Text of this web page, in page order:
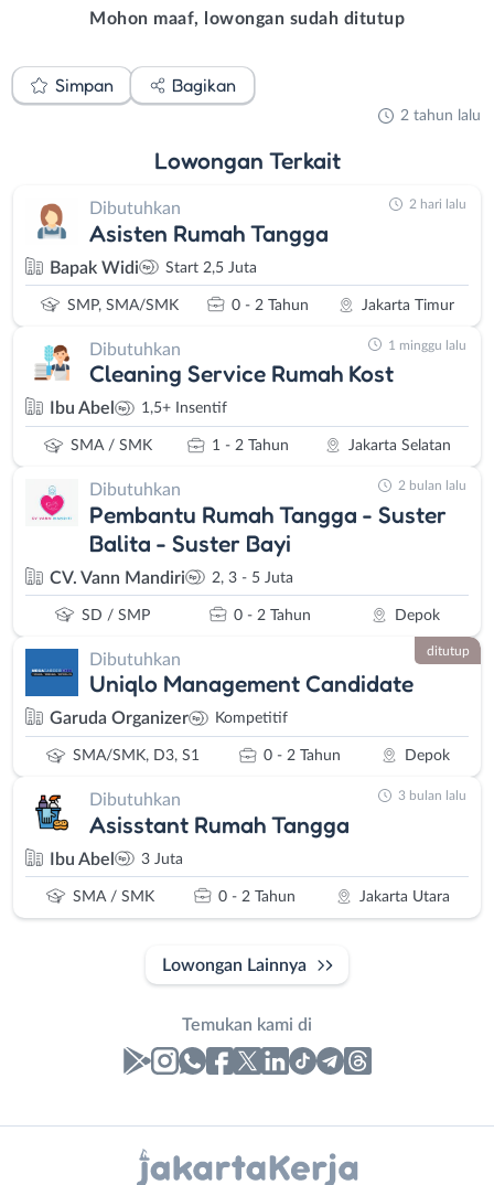
Mohon maaf, lowongan sudah ditutup
Simpan Bagikan
2 tahun lalu
Lowongan Terkait
Dibutuhkan
Asisten Rumah Tangga
Bapak Widi Start 2,5 Juta
SMP, SMA/SMK 0 - 2 Tahun Jakarta Timur
2 hari lalu
Dibutuhkan
Cleaning Service Rumah Kost
Ibu Abel 1,5+ Insentif
SMA / SMK 1 - 2 Tahun Jakarta Selatan
1 minggu lalu
Dibutuhkan
Pembantu Rumah Tangga - Suster
Balita - Suster Bayi
CV. Vann Mandiri 2, 3 - 5 Juta
SD / SMP 0 - 2 Tahun Depok
2 bulan lalu
Dibutuhkan
Uniqlo Management Candidate
Garuda Organizer Kompetitif
SMA/SMK, D3, S1 0 - 2 Tahun Depok
ditutup
Dibutuhkan
Asisstant Rumah Tangga
Ibu Abel 3 Juta
SMA / SMK 0 - 2 Tahun Jakarta Utara
3 bulan lalu
Lowongan Lainnya
Temukan kami di